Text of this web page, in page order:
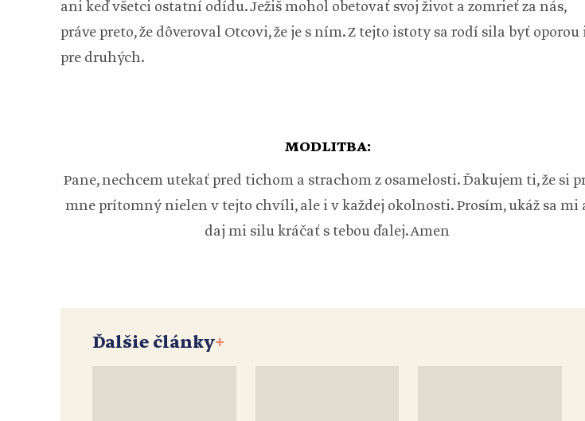
ani keď všetci ostatní odídu. Ježiš mohol obetovať svoj život a zomrieť za nás,
práve preto, že dôveroval Otcovi, že je s ním. Z tejto istoty sa rodí sila byť oporou
pre druhých.
MODLITBA:
Pane, nechcem utekať pred tichom a strachom z osamelosti. Ďakujem ti, že si
mne prítomný nielen v tejto chvíli, ale i v každej okolnosti. Prosím, ukáž sa mi
daj mi silu kráčať s tebou ďalej. Amen
Ďalšie články+